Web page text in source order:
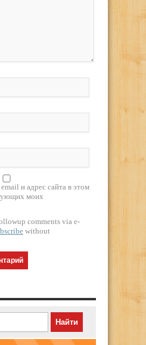
и адрес сайта в этом
моих
comments via e-
without